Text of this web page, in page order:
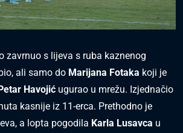
zavrnuo s lijeva s ruba kaznenog
ali samo do Marijana Fotaka koji je
Havojić ugurao u mrežu. Izjednačio
kasnije iz 11-erca. Prethodno je
a lopta pogodila Karla Lusavca u